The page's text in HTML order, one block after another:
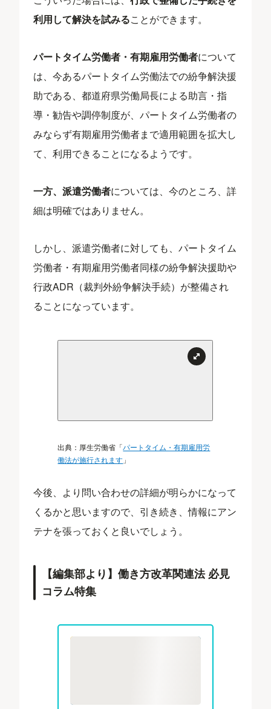
利用して解決を試みることができます。
パートタイム労働者・有期雇用労働者について
は、今あるパートタイム労働法での紛争解決援
助である、都道府県労働局長による助言・指
導・勧告や調停制度が、パートタイム労働者の
みならず有期雇用労働者まで適用範囲を拡大し
て、利用できることになるようです。
一方、派遣労働者については、今のところ、詳
細は明確ではありません。
しかし、派遣労働者に対しても、パートタイム
労働者・有期雇用労働者同様の紛争解決援助や
行政ADR（裁判外紛争解決手続）が整備され
ることになっています。
出典：厚生労働省「パートタイム・有期雇用労
働法が施行されます 」
今後、より問い合わせの詳細が明らかになって
くるかと思いますので、引き続き、情報にアン
テナを張っておくと良いでしょう。
【編集部より】働き方改革関連法 必見
コラム特集